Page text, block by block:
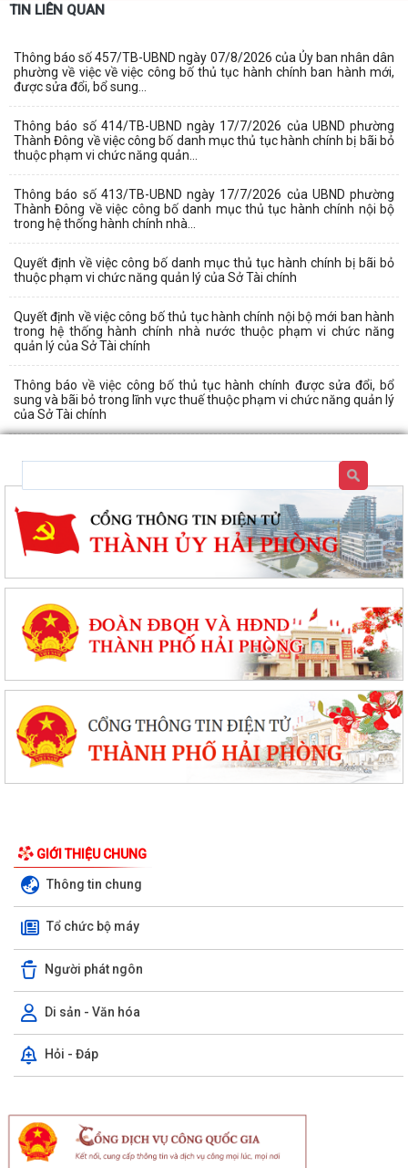
TIN LIÊN QUAN
Thông báo số 457/TB-UBND ngày 07/8/2026 của Ủy ban nhân dân
phường về việc về việc công bố thủ tục hành chính ban hành mới,
được sửa đổi, bổ sung...
Thông báo số 414/TB-UBND ngày 17/7/2026 của UBND phường
Thành Đông về việc công bố danh mục thủ tục hành chính bị bãi bỏ
thuộc phạm vi chức năng quản...
Thông báo số 413/TB-UBND ngày 17/7/2026 của UBND phường
Thành Đông về việc công bố danh mục thủ tục hành chính nội bộ
trong hệ thống hành chính nhà...
Quyết định về việc công bố danh mục thủ tục hành chính bị bãi bỏ
thuộc phạm vi chức năng quản lý của Sở Tài chính
Quyết định về việc công bố thủ tục hành chính nội bộ mới ban hành
trong hệ thống hành chính nhà nước thuộc phạm vi chức năng
quản lý của Sở Tài chính
Thông báo về việc công bố thủ tục hành chính được sửa đổi, bổ
sung và bãi bỏ trong lĩnh vực thuế thuộc phạm vi chức năng quản lý
của Sở Tài chính
GIỚI THIỆU CHUNG
Thông tin chung
Tổ chức bộ máy
Người phát ngôn
Di sản - Văn hóa
Hỏi - Đáp